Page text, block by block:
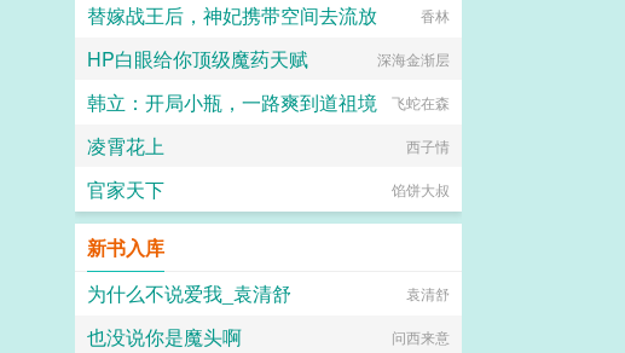
替嫁战王后，神妃携带空间去流放 香林
HP白眼给你顶级魔药天赋 深海金渐层
韩立：开局小瓶，一路爽到道祖境 飞蛇在森
凌霄花上 西子情
官家天下 馅饼大叔
新书入库
为什么不说爱我_袁清舒
袁清舒
也没说你是魔头啊 问西来意